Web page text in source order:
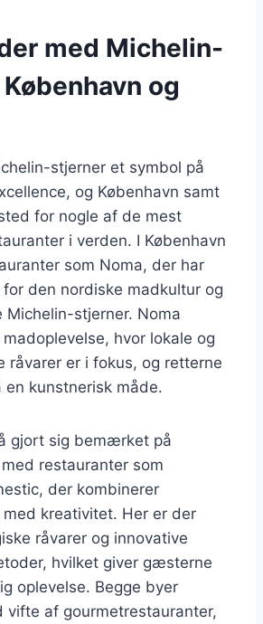
med Michelin-
og
stjerner et symbol på
og København samt
for nogle af de mest
i verden. I København
som Noma, der har
den nordiske madkultur og
Michelin-stjerner. Noma
hvor lokale og
råvarer er i fokus, og retterne
kunstnerisk måde.
gjort sig bemærket på
restauranter som
der kombinerer
kreativitet. Her er der
råvarer og innovative
hvilket giver gæsterne
oplevelse. Begge byer
vifte af gourmetrestauranter,